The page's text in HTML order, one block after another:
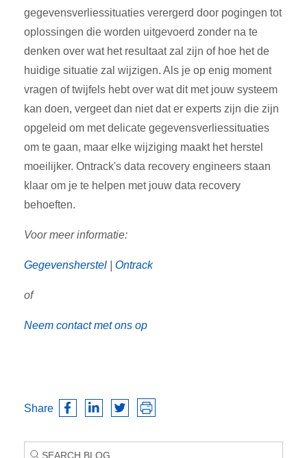
gegevensverliessituaties verergerd door pogingen tot
oplossingen die worden uitgevoerd zonder na te
denken over wat het resultaat zal zijn of hoe het de
huidige situatie zal wijzigen. Als je op enig moment
vragen of twijfels hebt over wat dit met jouw systeem
kan doen, vergeet dan niet dat er experts zijn die zijn
opgeleid om met delicate gegevensverliessituaties
om te gaan, maar elke wijziging maakt het herstel
moeilijker. Ontrack's data recovery engineers staan
klaar om je te helpen met jouw data recovery
behoeften.
Voor meer informatie:
Gegevensherstel Ontrack
of
Neem contact met ons op
Share